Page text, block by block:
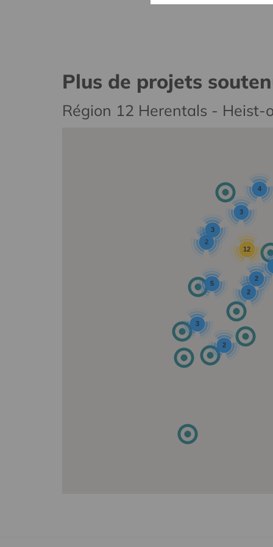
Plus de projets
Région 12 Herentals - Heist-
12
5
2
3
2
3
3
4
2
2